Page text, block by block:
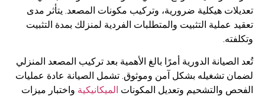
هيكلية ضرورية، وتركيب مكونات المصعد. يتأثر مدى
التثبيت والمتطلبات الفردية لمنزلك بمدة التثبيت
الدورية أمرًا بالغ الأهمية بعد تركيب المصعد المنزلي
تشغيله بشكل آمن وموثوق. تشمل الصيانة عادة عمليات
والتشحيم وتعديل المكوناتالميكانيكيةواختبار ميزات